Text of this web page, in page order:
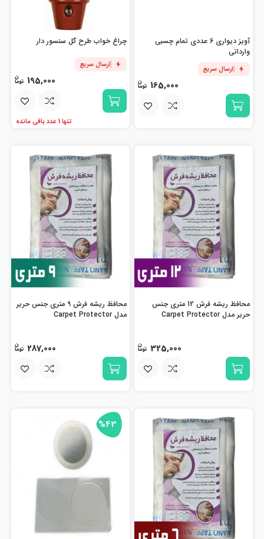
آویز دیواری 6 عددی تمام چسبی
وارداتی
ارسال سریع
165,000
چراغ خواب طرح گل سنسور دار
ارسال سریع
195,000
تنها 1 عدد باقی مانده
محافظ ریشه فرش 12 متری جنس
حریر مدل Carpet Protector
325,000
محافظ ریشه فرش 9 متری جنس حریر
مدل Carpet Protector
287,000
%43